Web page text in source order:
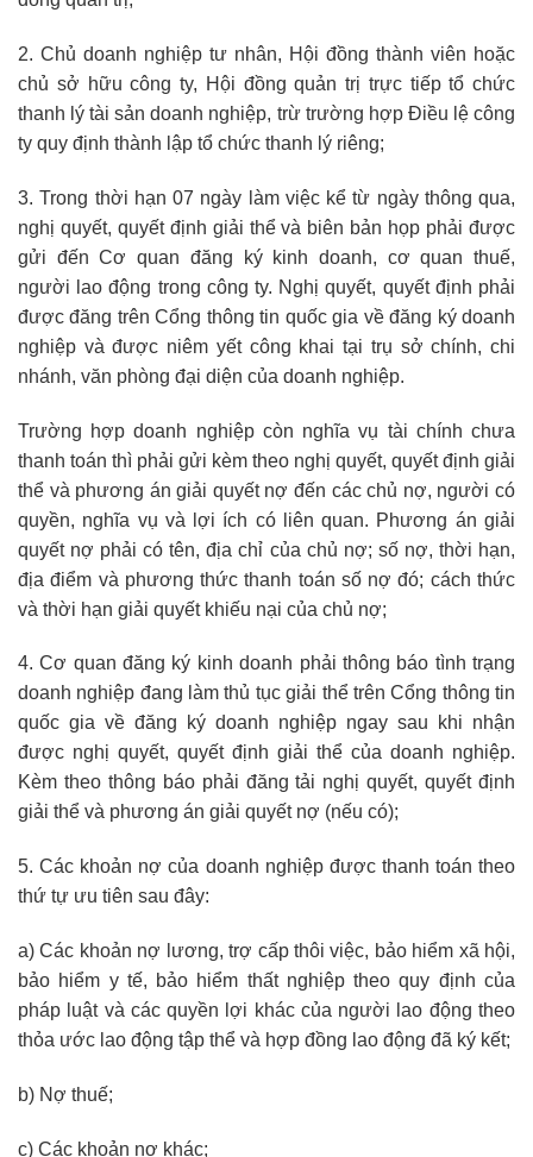
2. Chủ doanh nghiệp tư nhân, Hội đồng thành viên hoặc
chủ sở hữu công ty, Hội đồng quản trị trực tiếp tổ chức
thanh lý tài sản doanh nghiệp, trừ trường hợp Điều lệ công
ty quy định thành lập tổ chức thanh lý riêng;
3. Trong thời hạn 07 ngày làm việc kể từ ngày thông qua,
nghị quyết, quyết định giải thể và biên bản họp phải được
gửi đến Cơ quan đăng ký kinh doanh, cơ quan thuế,
người lao động trong công ty. Nghị quyết, quyết định phải
được đăng trên Cổng thông tin quốc gia về đăng ký doanh
nghiệp và được niêm yết công khai tại trụ sở chính, chi
nhánh, văn phòng đại diện của doanh nghiệp.
Trường hợp doanh nghiệp còn nghĩa vụ tài chính chưa
thanh toán thì phải gửi kèm theo nghị quyết, quyết định giải
thể và phương án giải quyết nợ đến các chủ nợ, người có
quyền, nghĩa vụ và lợi ích có liên quan. Phương án giải
quyết nợ phải có tên, địa chỉ của chủ nợ; số nợ, thời hạn,
địa điểm và phương thức thanh toán số nợ đó; cách thức
và thời hạn giải quyết khiếu nại của chủ nợ;
4. Cơ quan đăng ký kinh doanh phải thông báo tình trạng
doanh nghiệp đang làm thủ tục giải thể trên Cổng thông tin
quốc gia về đăng ký doanh nghiệp ngay sau khi nhận
được nghị quyết, quyết định giải thể của doanh nghiệp.
Kèm theo thông báo phải đăng tải nghị quyết, quyết định
giải thể và phương án giải quyết nợ (nếu có);
5. Các khoản nợ của doanh nghiệp được thanh toán theo
thứ tự ưu tiên sau đây:
a) Các khoản nợ lương, trợ cấp thôi việc, bảo hiểm xã hội,
bảo hiểm y tế, bảo hiểm thất nghiệp theo quy định của
pháp luật và các quyền lợi khác của người lao động theo
thỏa ước lao động tập thể và hợp đồng lao động đã ký kết;
b) Nợ thuế;
c) Các khoản nợ khác;